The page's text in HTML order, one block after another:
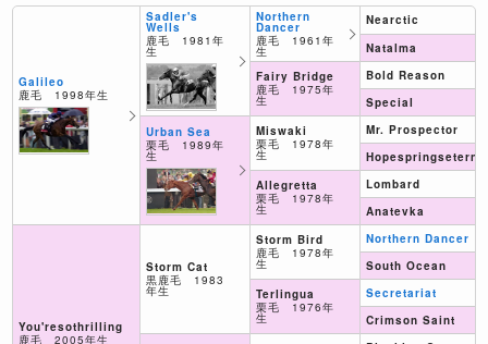
Galileo
鹿毛 1998年生
You'resothrilling
鹿毛 2005年生
Sadler's
Wells
鹿毛 1981年
生
Urban Sea
栗毛 1989年
生
Storm Cat
黒鹿毛 1983
年生
Northern
Dancer
鹿毛 1961年
生
Fairy Bridge
鹿毛 1975年
生
Miswaki
栗毛 1978年
生
Allegretta
栗毛 1978年
生
Storm Bird
鹿毛 1978年
生
Terlingua
栗毛 1976年
生
Nearctic
Natalma
Bold Reason
Special
Mr. Prospector
Lombard
Anatevka
Northern Dancer
South Ocean
Secretariat
Crimson Saint